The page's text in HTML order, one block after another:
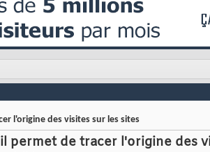
l'origine des visites sur les sites
permet de tracer l'origine des